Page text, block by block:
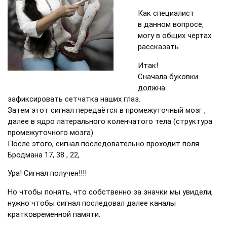
Как специалист
в данном вопросе,
могу в общих чертах
рассказать.
Итак!
Сначала буковки
должна
зафиксировать сетчатка наших глаз.
Затем этот сигнал передаётся в промежуточный мозг ,
далее в ядро латерального коленчатого тела (структура
промежуточного мозга).
После этого, сигнал последовательно проходит поля
Бродмана 17, 38 , 22,
Ура! Сигнал получен!!!!
Но чтобы понять, что собственно за значки мы увидели,
нужно чтобы сигнал последовал далее каналы
кратковременной памяти.